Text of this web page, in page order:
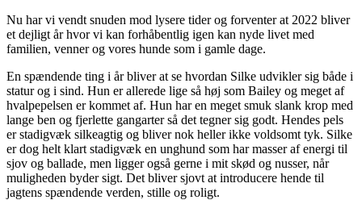
Nu har vi vendt snuden mod lysere tider og forventer at 2022 bliver
et dejligt år hvor vi kan forhåbentlig igen kan nyde livet med
familien, venner og vores hunde som i gamle dage.
En spændende ting i år bliver at se hvordan Silke udvikler sig både i
statur og i sind. Hun er allerede lige så høj som Bailey og meget af
hvalpepelsen er kommet af. Hun har en meget smuk slank krop med
lange ben og fjerlette gangarter så det tegner sig godt. Hendes pels
er stadigvæk silkeagtig og bliver nok heller ikke voldsomt tyk. Silke
er dog helt klart stadigvæk en unghund som har masser af energi til
sjov og ballade, men ligger også gerne i mit skød og nusser, når
muligheden byder sigt. Det bliver sjovt at introducere hende til
jagtens spændende verden, stille og roligt.